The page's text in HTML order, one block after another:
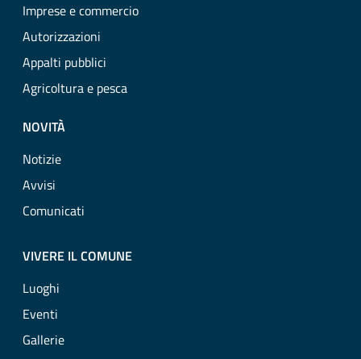
Imprese e commercio
Autorizzazioni
Appalti pubblici
Agricoltura e pesca
NOVITÀ
Notizie
Avvisi
Comunicati
VIVERE IL COMUNE
Luoghi
Eventi
Gallerie